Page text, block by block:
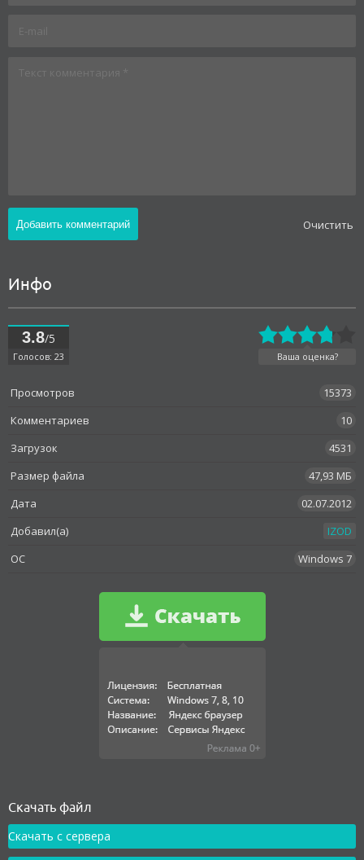
Oчистить
Инфо
3.8/5
Голосов: 23 Ваша оценка?
Просмотров
15373
Комментариев
10
Загрузок
4531
Размер файла
47,93 МБ
Дата
02.07.2012
Добавил(а)
IZOD
OC
Windows 7
Как установить
Скачать файл
Скачать с сервера